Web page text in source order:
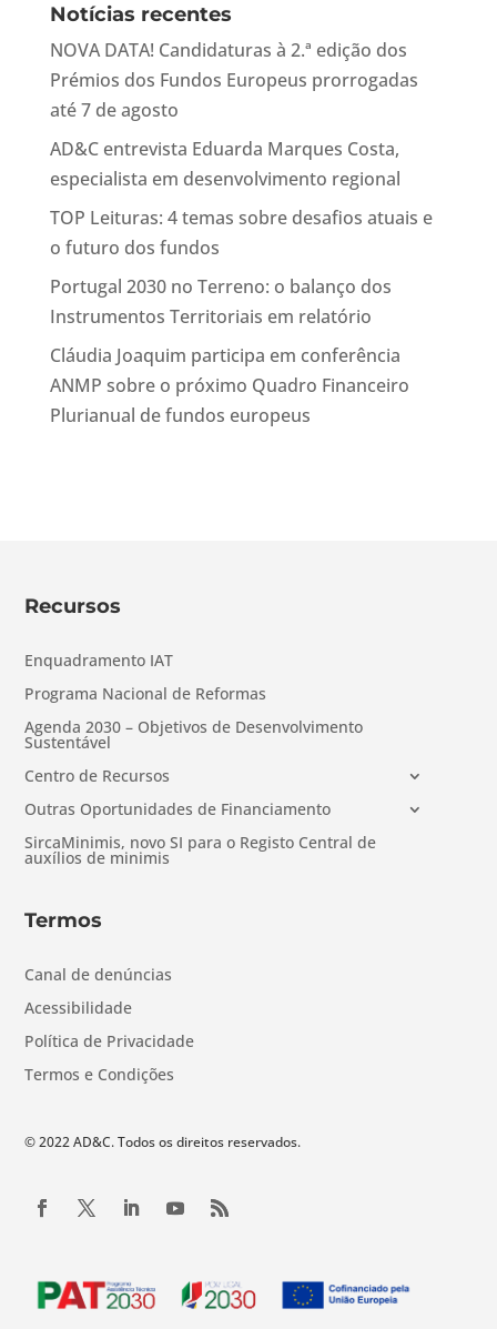
Notícias recentes
NOVA DATA! Candidaturas à 2.ª edição dos
Prémios dos Fundos Europeus prorrogadas
até 7 de agosto
AD&C entrevista Eduarda Marques Costa,
especialista em desenvolvimento regional
TOP Leituras: 4 temas sobre desafios atuais e
o futuro dos fundos
Portugal 2030 no Terreno: o balanço dos
Instrumentos Territoriais em relatório
Cláudia Joaquim participa em conferência
ANMP sobre o próximo Quadro Financeiro
Plurianual de fundos europeus
Recursos
Enquadramento IAT
Programa Nacional de Reformas
Agenda 2030 – Objetivos de Desenvolvimento
Sustentável
Centro de Recursos
Outras Oportunidades de Financiamento
SircaMinimis, novo SI para o Registo Central de
auxílios de minimis
Termos
Canal de denúncias
Acessibilidade
Política de Privacidade
Termos e Condições
© 2022 AD&C. Todos os direitos reservados.